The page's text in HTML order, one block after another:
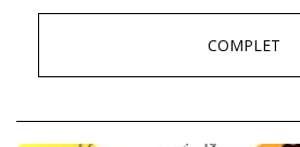
COMPLET